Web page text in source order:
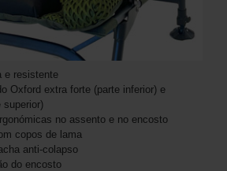
e resistente
Oxford extra forte (parte inferior) e
superior)
no assento e no encosto
copos de lama
anti-colapso
do encosto